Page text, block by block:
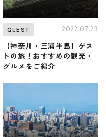
GUEST 2022.07.23
【神奈川・三浦半島】ゲス
トの旅！おすすめの観光・
グルメをご紹介